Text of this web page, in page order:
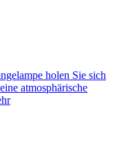
holen Sie sich
atmosphärische